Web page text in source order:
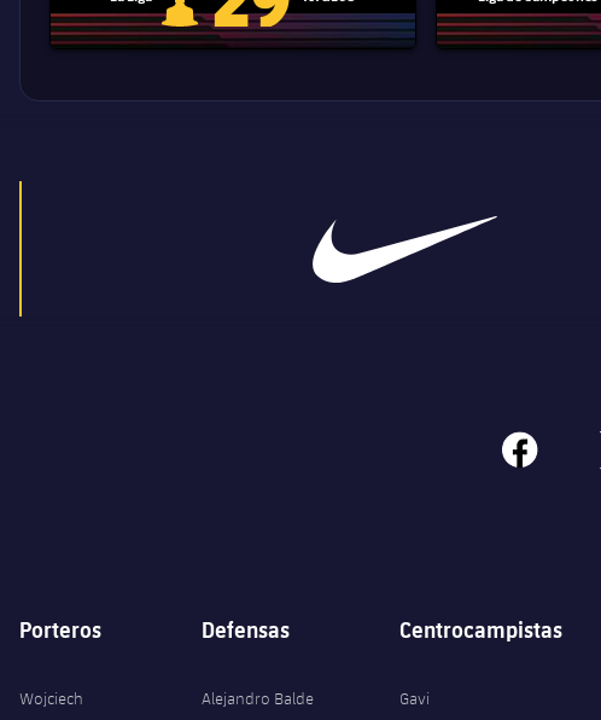
Trofeo de La Liga
facebook
Porteros
Wojciech
Defensas
Alejandro Balde
Centrocampistas
Gavi